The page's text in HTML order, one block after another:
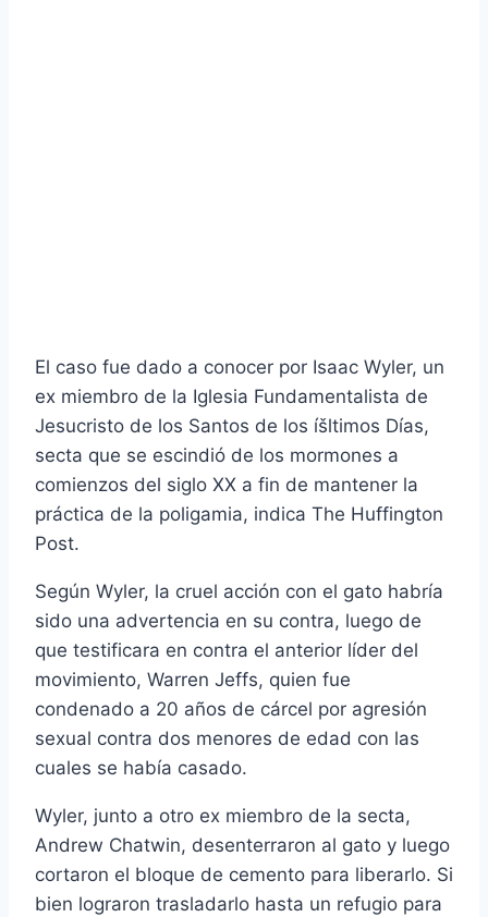
El caso fue dado a conocer por Isaac Wyler, un
ex miembro de la Iglesia Fundamentalista de
Jesucristo de los Santos de los íšltimos Dí­as,
secta que se escindió de los mormones a
comienzos del siglo XX a fin de mantener la
práctica de la poligamia, indica The Huffington
Post.
Según Wyler, la cruel acción con el gato habrí­a
sido una advertencia en su contra, luego de
que testificara en contra el anterior lí­der del
movimiento, Warren Jeffs, quien fue
condenado a 20 años de cárcel por agresión
sexual contra dos menores de edad con las
cuales se habí­a casado.
Wyler, junto a otro ex miembro de la secta,
Andrew Chatwin, desenterraron al gato y luego
cortaron el bloque de cemento para liberarlo. Si
bien lograron trasladarlo hasta un refugio para